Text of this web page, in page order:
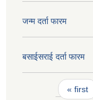
जन्म दर्ता फारम
बसाईसराई दर्ता फारम
Pages« first